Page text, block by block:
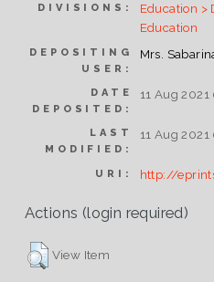
DIVISIONS:
Education >
Education
DEPOSITING
USER:
Mrs.
DATE
DEPOSITED:
11 Aug 2021
LAST
MODIFIED:
11 Aug 2021
URI: http://
Actions (login required)
View Item